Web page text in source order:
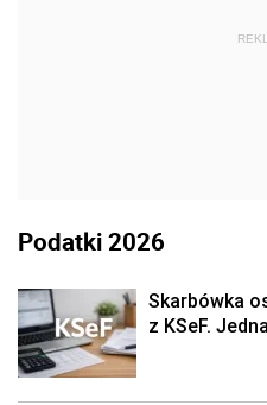
Podatki 2026
Skarbówka
z KSeF.